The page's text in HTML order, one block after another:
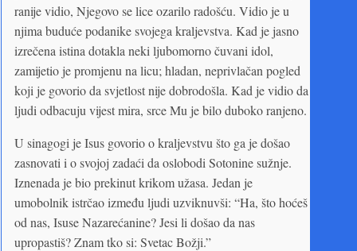
ranije vidio, Njegovo se lice ozarilo radošću. Vidio je u
njima buduće podanike svojega kraljevstva. Kad je jasno
izrečena istina dotakla neki ljubomorno čuvani idol,
zamijetio je promjenu na licu; hladan, neprivlačan pogled
koji je govorio da svjetlost nije dobrodošla. Kad je vidio da
ljudi odbacuju vijest mira, srce Mu je bilo duboko ranjeno.
U sinagogi je Isus govorio o kraljevstvu što ga je došao
zasnovati i o svojoj zadaći da oslobodi Sotonine sužnje.
Iznenada je bio prekinut krikom užasa. Jedan je
umobolnik istrčao između ljudi uzviknuvši: “Ha, što hoćeš
od nas, Isuse Nazarećanine? Jesi li došao da nas
upropastiš? Znam tko si: Svetac Božji.”